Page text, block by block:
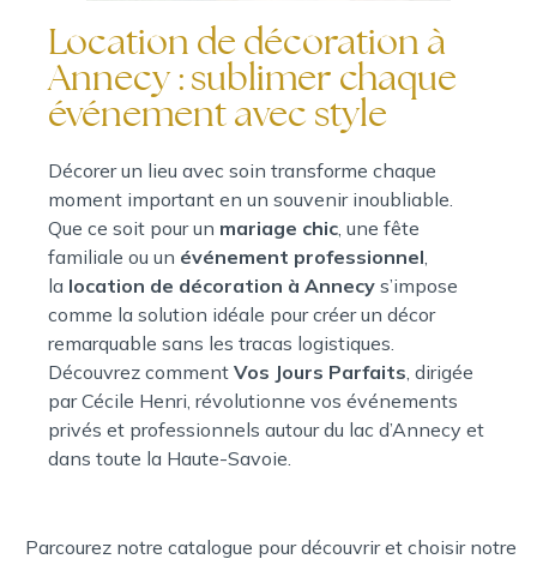
Location de décoration à
Annecy : sublimer chaque
événement avec style
Décorer un lieu avec soin transforme chaque
moment important en un souvenir inoubliable.
Que ce soit pour un mariage chic , une fête
familiale ou un événement professionnel
la location de décoration à Annecy s’impose
comme la solution idéale pour créer un décor
remarquable sans les tracas logistiques.
Découvrez comment Vos Jours Parfaits , dirigée
par Cécile Henri, révolutionne vos événements
privés et professionnels autour du lac d’Annecy et
dans toute la Haute-Savoie.
Parcourez notre catalogue pour découvrir et choisir notre